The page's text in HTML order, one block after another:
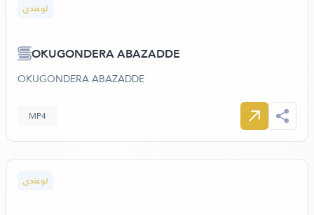
لوغندي
OKUGONDERA ABAZADDE
OKUGONDERA ABAZADDE
MP4
لوغندي